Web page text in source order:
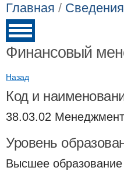
Главная /
Финансовый
Назад
Код и
38.03.02 Менеджмент
Уровень
Высшее